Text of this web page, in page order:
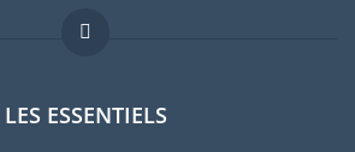
LES ESSENTIELS